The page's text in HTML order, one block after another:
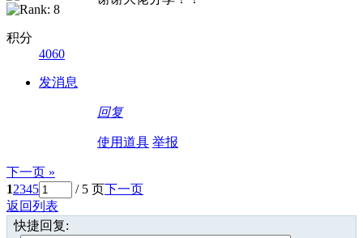
积分
4060
发消息
回复
使用道具 举报
下一页 »
12345 / 5 页下一页
返回列表
快捷回复: